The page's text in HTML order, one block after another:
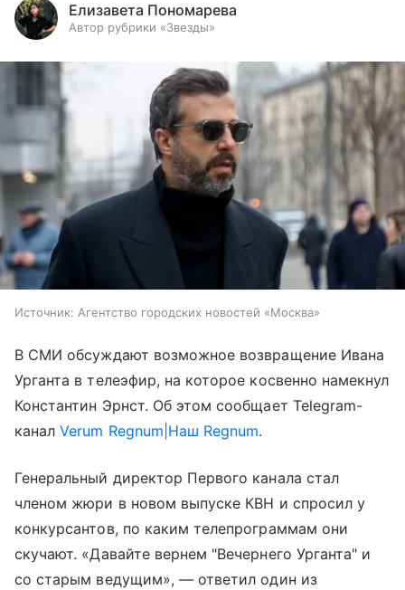
Елизавета Пономарева
Автор рубрики «Звезды»
Источник: Агентство городских новостей «Москва»
В СМИ обсуждают возможное возвращение Ивана
Урганта в телеэфир, на которое косвенно намекнул
Константин Эрнст. Об этом сообщает Telegram-
каналVerum Regnum|Наш Regnum.
Генеральный директор Первого канала стал
членом жюри в новом выпуске КВН и спросил у
конкурсантов, по каким телепрограммам они
скучают. «Давайте вернем "Вечернего Урганта" и
со старым ведущим», — ответил один из